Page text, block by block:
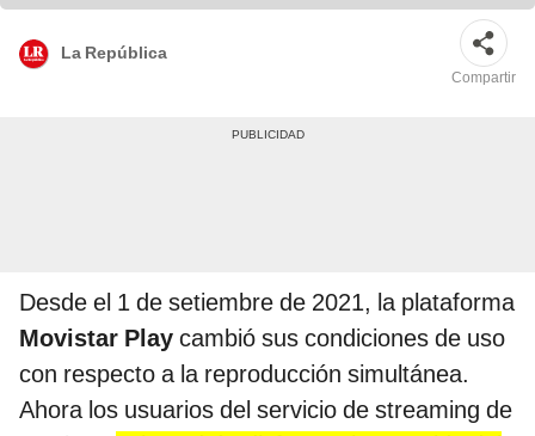
La República
Compartir
Desde el 1 de setiembre de 2021, la plataforma
Movistar Play cambió sus condiciones de uso
con respecto a la reproducción simultánea.
Ahora los usuarios del servicio de streaming de